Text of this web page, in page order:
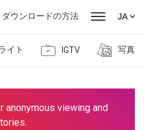
ダウンロードの方法 JA
イト IGTV 写真
anonymous viewing and